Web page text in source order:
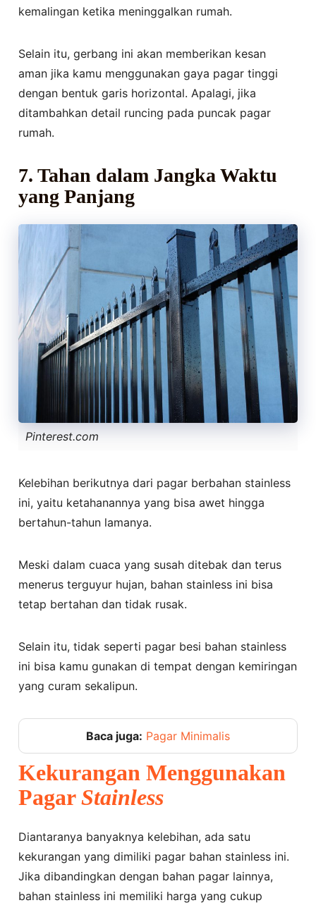
kemalingan ketika meninggalkan rumah.
Selain itu, gerbang ini akan memberikan kesan
aman jika kamu menggunakan gaya pagar tinggi
dengan bentuk garis horizontal. Apalagi, jika
ditambahkan detail runcing pada puncak pagar
rumah.
7. Tahan dalam Jangka Waktu
yang Panjang
Pinterest.com
Kelebihan berikutnya dari pagar berbahan stainless
ini, yaitu ketahanannya yang bisa awet hingga
bertahun-tahun lamanya.
Meski dalam cuaca yang susah ditebak dan terus
menerus terguyur hujan, bahan stainless ini bisa
tetap bertahan dan tidak rusak.
Selain itu, tidak seperti pagar besi bahan stainless
ini bisa kamu gunakan di tempat dengan kemiringan
yang curam sekalipun.
Baca juga: Pagar Minimalis
Kekurangan Menggunakan
PagarStainless
Diantaranya banyaknya kelebihan, ada satu
kekurangan yang dimiliki pagar bahan stainless ini.
Jika dibandingkan dengan bahan pagar lainnya,
bahan stainless ini memiliki harga yang cukup